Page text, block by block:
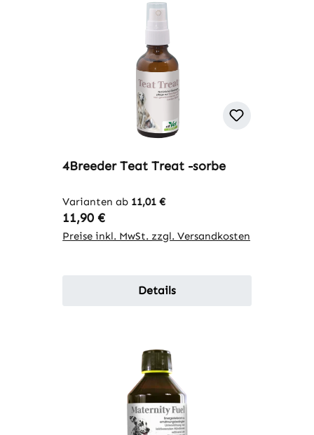
4Breeder Teat Treat -sorbe
Varianten ab 11,01 €
Regulärer Preis:
11,90 €
Preise inkl. MwSt. zzgl. Versandkosten
Details